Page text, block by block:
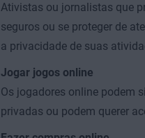
Ativistas ou jornalistas que
seguros ou se proteger de
a privacidade de suas
Jogar jogos online
Os jogadores online podem
privadas ou podem querer